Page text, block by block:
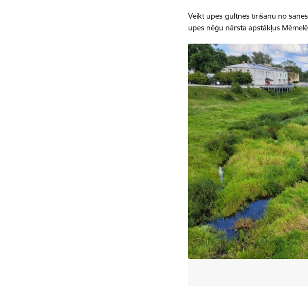
Veikt upes gultnes tīrīšanu no
upes nēģu nārsta apstākļus